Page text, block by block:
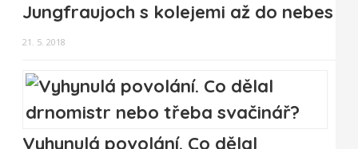
Jungfraujoch s kolejemi až do nebes
21. 5. 2018
Vyhynulá povolání. Co dělal